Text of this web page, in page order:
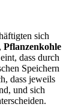
sich
, Pflan­zen­kohle
dass durch
Speichern
dass jeweils
und sich